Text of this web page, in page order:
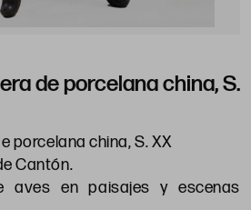
de porcelana china, S.
porcelana china, S. XX
Cantón.
aves en paisajes y escenas